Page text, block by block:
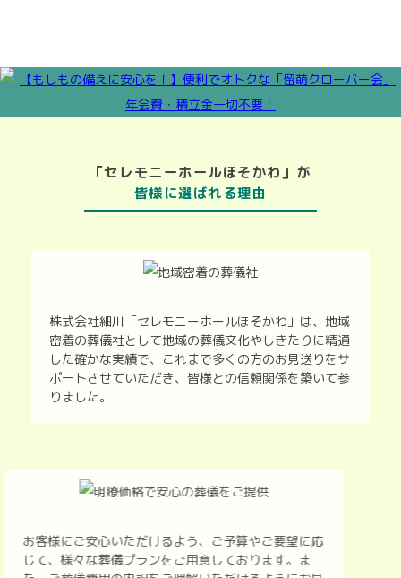
「セレモニーホールほそかわ」が
皆様に選ばれる理由
株式会社細川「セレモニーホールほそかわ」は、地域
密着の葬儀社として地域の葬儀文化やしきたりに精通
した確かな実績で、これまで多くの方のお見送りをサ
ポートさせていただき、皆様との信頼関係を築いて参
りました。
お客様にご安心いただけるよう、ご予算やご要望に応
じて、様々な葬儀プランをご用意しております。ま